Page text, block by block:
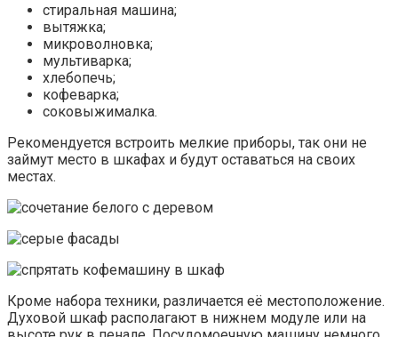
стиральная машина;
вытяжка;
микроволновка;
мультиварка;
хлебопечь;
кофеварка;
соковыжималка.
Рекомендуется встроить мелкие приборы, так они не
займут место в шкафах и будут оставаться на своих
местах.
Кроме набора техники, различается её местоположение.
Духовой шкаф располагают в нижнем модуле или на